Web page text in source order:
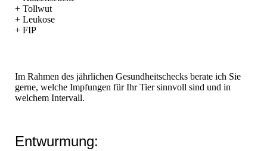
+ Tollwut
+ Leukose
+ FIP
Im Rahmen des jährlichen Gesundheitschecks berate ich Sie
gerne, welche Impfungen für Ihr Tier sinnvoll sind und in
welchem Intervall.
Entwurmung: